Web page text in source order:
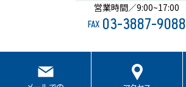
営業時間／9:00~17:00
FAX 03-3887-9088